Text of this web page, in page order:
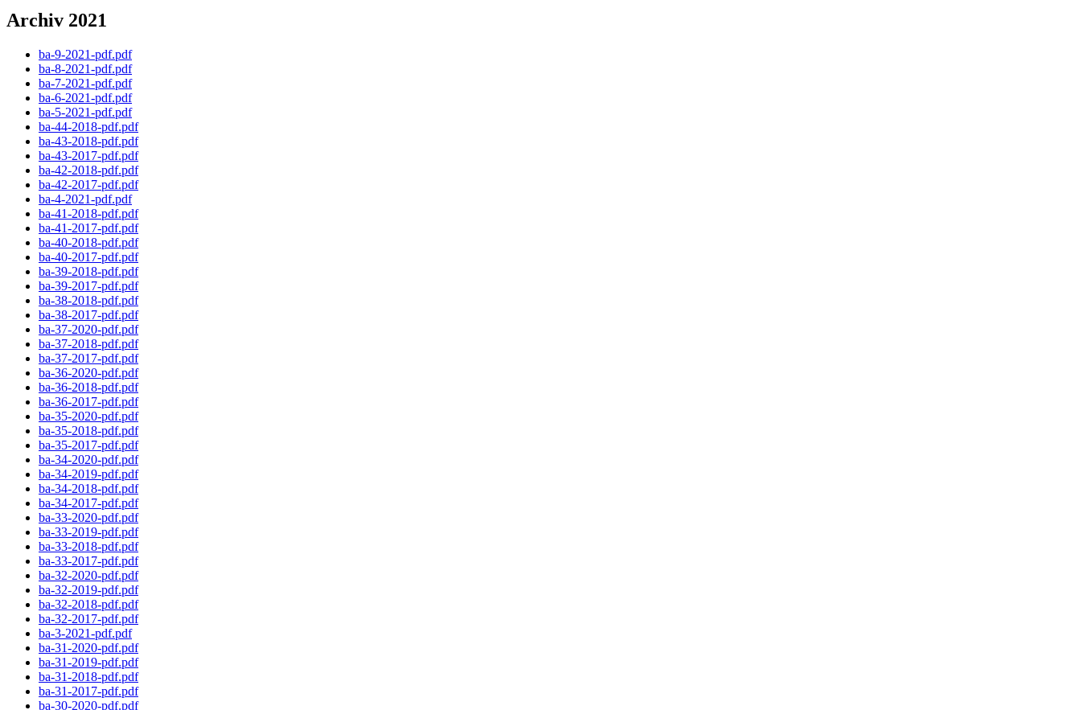
Archiv 2021
ba-9-2021-pdf.pdf
ba-8-2021-pdf.pdf
ba-7-2021-pdf.pdf
ba-6-2021-pdf.pdf
ba-5-2021-pdf.pdf
ba-44-2018-pdf.pdf
ba-43-2018-pdf.pdf
ba-43-2017-pdf.pdf
ba-42-2018-pdf.pdf
ba-42-2017-pdf.pdf
ba-4-2021-pdf.pdf
ba-41-2018-pdf.pdf
ba-41-2017-pdf.pdf
ba-40-2018-pdf.pdf
ba-40-2017-pdf.pdf
ba-39-2018-pdf.pdf
ba-39-2017-pdf.pdf
ba-38-2018-pdf.pdf
ba-38-2017-pdf.pdf
ba-37-2020-pdf.pdf
ba-37-2018-pdf.pdf
ba-37-2017-pdf.pdf
ba-36-2020-pdf.pdf
ba-36-2018-pdf.pdf
ba-36-2017-pdf.pdf
ba-35-2020-pdf.pdf
ba-35-2018-pdf.pdf
ba-35-2017-pdf.pdf
ba-34-2020-pdf.pdf
ba-34-2019-pdf.pdf
ba-34-2018-pdf.pdf
ba-34-2017-pdf.pdf
ba-33-2020-pdf.pdf
ba-33-2019-pdf.pdf
ba-33-2018-pdf.pdf
ba-33-2017-pdf.pdf
ba-32-2020-pdf.pdf
ba-32-2019-pdf.pdf
ba-32-2018-pdf.pdf
ba-32-2017-pdf.pdf
ba-3-2021-pdf.pdf
ba-31-2020-pdf.pdf
ba-31-2019-pdf.pdf
ba-31-2018-pdf.pdf
ba-31-2017-pdf.pdf
ba-30-2020-pdf.pdf